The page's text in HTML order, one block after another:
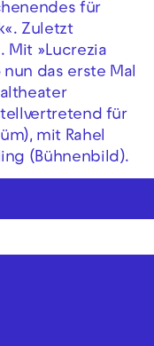
für
Zuletzt
Mit »Lucrezia
nun das erste Mal
für
mit Rahel
(Bühnenbild).